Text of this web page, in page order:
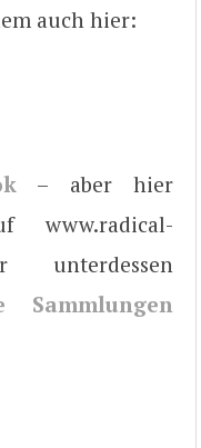
auch hier:
– aber hier
unterdessen
Sammlungen